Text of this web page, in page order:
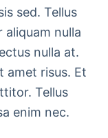
sed. Tellus
nulla
nulla at.
amet risus. Et
Tellus
enim nec.